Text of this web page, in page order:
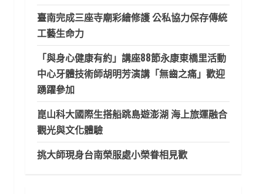
臺南完成三座寺廟彩繪修護 公私協力保存傳統
工藝生命力
「與身心健康有約」講座88節永康東橋里活動
中心牙體技術師胡明芳演講「無齒之痛」歡迎
踴躍參加
崑山科大國際生搭船跳島遊澎湖 海上旅運融合
觀光與文化體驗
挑大師現身台南榮服處小榮眷相見歡